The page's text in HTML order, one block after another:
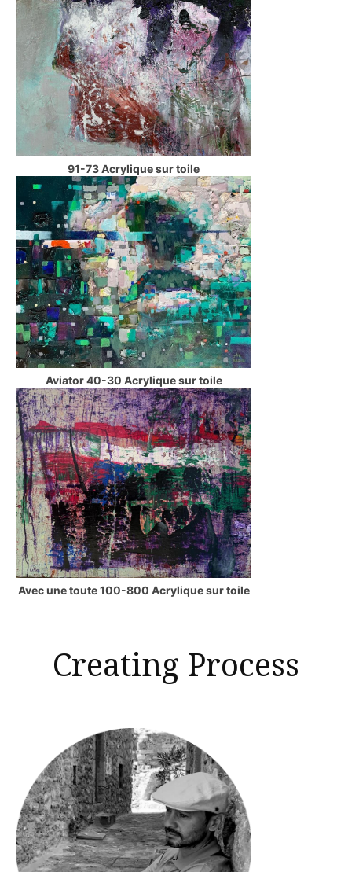
91-73 Acrylique sur toile
Aviator 40-30 Acrylique sur toile
Avec une toute 100-800 Acrylique sur toile
Creating Process